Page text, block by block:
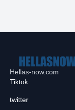
Hellas-now.com
Tiktok
twitter